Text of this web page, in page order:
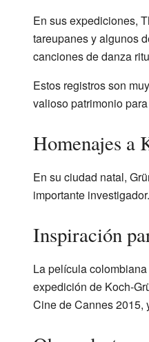
En sus expediciones,
tareupanes y algunos
canciones de danza
Estos registros son
valioso patrimonio
Homenajes a
En su ciudad natal,
importante investigador.
Inspiración
La película
expedición de Koch-
Cine de Cannes 2015,